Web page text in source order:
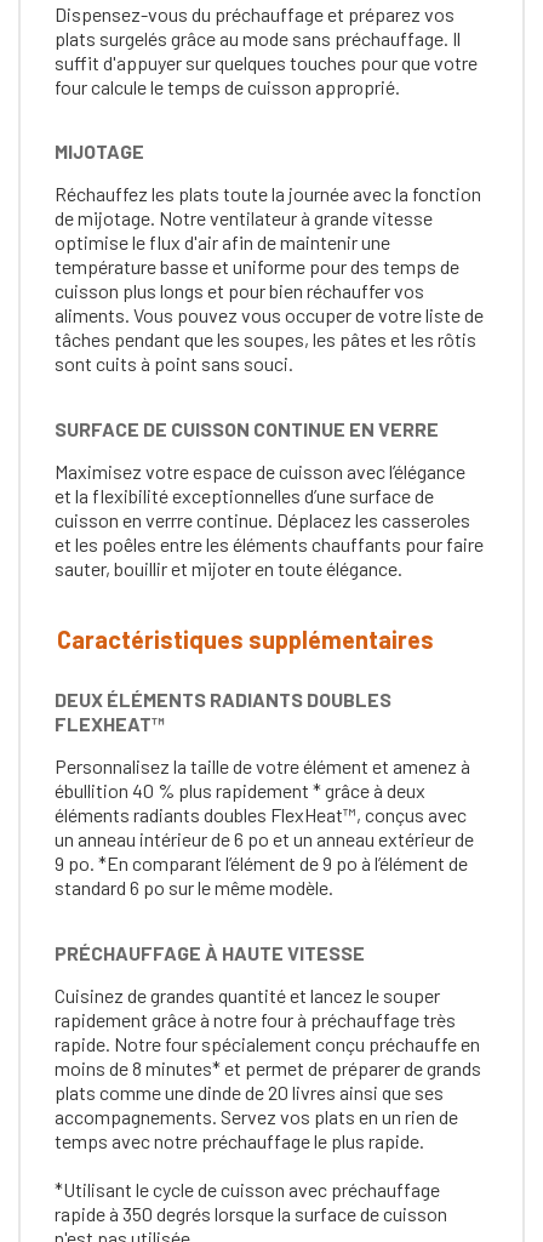
Dispensez-vous du préchauffage et préparez vos
plats surgelés grâce au mode sans préchauffage. Il
suffit d'appuyer sur quelques touches pour que votre
four calcule le temps de cuisson approprié.
MIJOTAGE
Réchauffez les plats toute la journée avec la fonction
de mijotage. Notre ventilateur à grande vitesse
optimise le flux d'air afin de maintenir une
température basse et uniforme pour des temps de
cuisson plus longs et pour bien réchauffer vos
aliments. Vous pouvez vous occuper de votre liste de
tâches pendant que les soupes, les pâtes et les rôtis
sont cuits à point sans souci.
SURFACE DE CUISSON CONTINUE EN VERRE
Maximisez votre espace de cuisson avec l’élégance
et la flexibilité exceptionnelles d’une surface de
cuisson en verrre continue. Déplacez les casseroles
et les poêles entre les éléments chauffants pour faire
sauter, bouillir et mijoter en toute élégance.
Caractéristiques supplémentaires
DEUX ÉLÉMENTS RADIANTS DOUBLES
FLEXHEAT™
Personnalisez la taille de votre élément et amenez à
ébullition 40 % plus rapidement * grâce à deux
éléments radiants doubles FlexHeat™, conçus avec
un anneau intérieur de 6 po et un anneau extérieur de
9 po. *En comparant l’élément de 9 po à l’élément de
standard 6 po sur le même modèle.
PRÉCHAUFFAGE À HAUTE VITESSE
Cuisinez de grandes quantité et lancez le souper
rapidement grâce à notre four à préchauffage très
rapide. Notre four spécialement conçu préchauffe en
moins de 8 minutes* et permet de préparer de grands
plats comme une dinde de 20 livres ainsi que ses
accompagnements. Servez vos plats en un rien de
temps avec notre préchauffage le plus rapide.
*Utilisant le cycle de cuisson avec préchauffage
rapide à 350 degrés lorsque la surface de cuisson
n'est pas utilisée.